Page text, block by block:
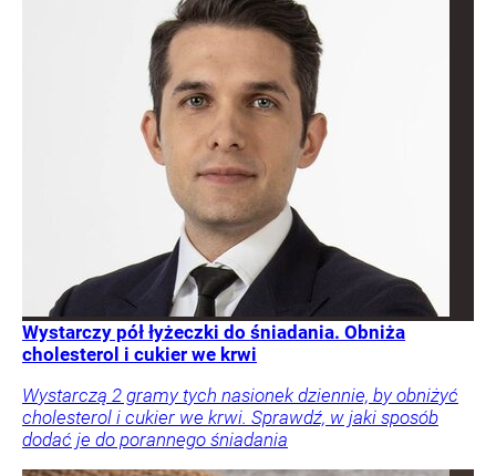
Wystarczy pół łyżeczki do śniadania. Obniża
cholesterol i cukier we krwi
Wystarczą 2 gramy tych nasionek dziennie, by obniżyć
cholesterol i cukier we krwi. Sprawdź, w jaki sposób
dodać je do porannego śniadania